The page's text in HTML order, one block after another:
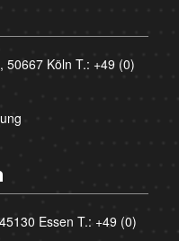
50667 Köln T.: +49 (0)
Essen T.: +49 (0)